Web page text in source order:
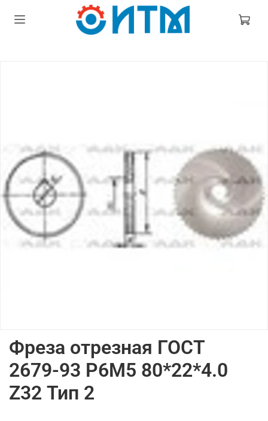
Фреза отрезная ГОСТ
2679-93 Р6М5 80*22*4.0
Z32 Тип 2